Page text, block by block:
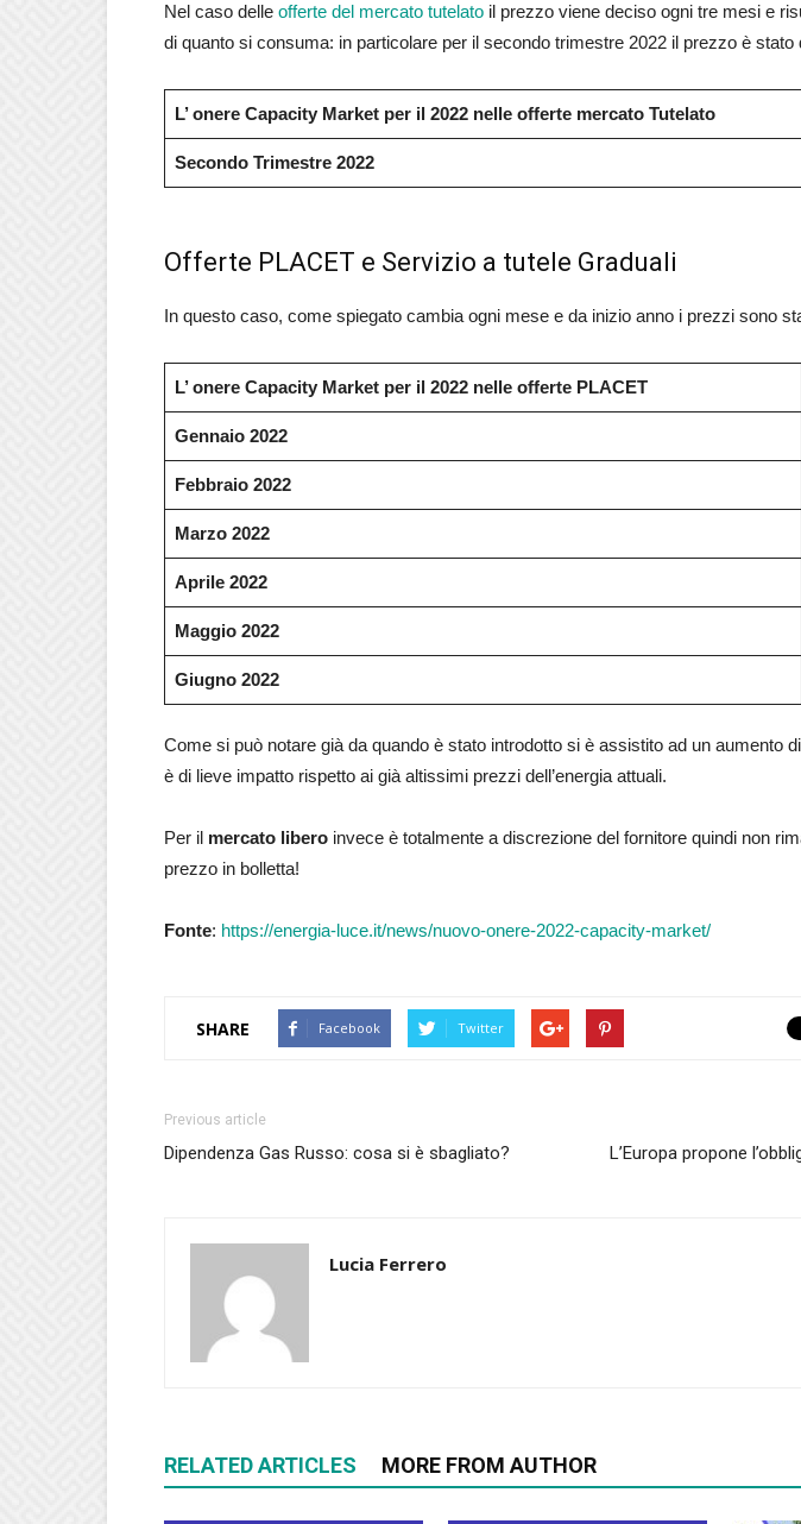
Nel caso delle offerte del mercato tutelato il prezzo viene deciso ogni tre mesi e
di quanto si consuma: in particolare per il secondo trimestre 2022 il prezzo è stato
L’ onere Capacity Market per il 2022 nelle offerte mercato Tutelato
Secondo Trimestre 2022
Offerte PLACET e Servizio a tutele Graduali
In questo caso, come spiegato cambia ogni mese e da inizio anno i prezzi sono
L’ onere Capacity Market per il 2022 nelle offerte PLACET
Gennaio 2022
Febbraio 2022
Marzo 2022
Aprile 2022
Maggio 2022
Giugno 2022
Come si può notare già da quando è stato introdotto si è assistito ad un aumento
è di lieve impatto rispetto ai già altissimi prezzi dell’energia attuali.
Per il mercato libero invece è totalmente a discrezione del fornitore quindi non
prezzo in bolletta!
Fonte: https://energia-luce.it/news/nuovo-onere-2022-capacity-market/
SHARE Facebook Twitter
Previous article
Dipendenza Gas Russo: cosa si è sbagliato? L’Europa propone
Lucia Ferrero
RELATED ARTICLES MORE FROM AUTHOR